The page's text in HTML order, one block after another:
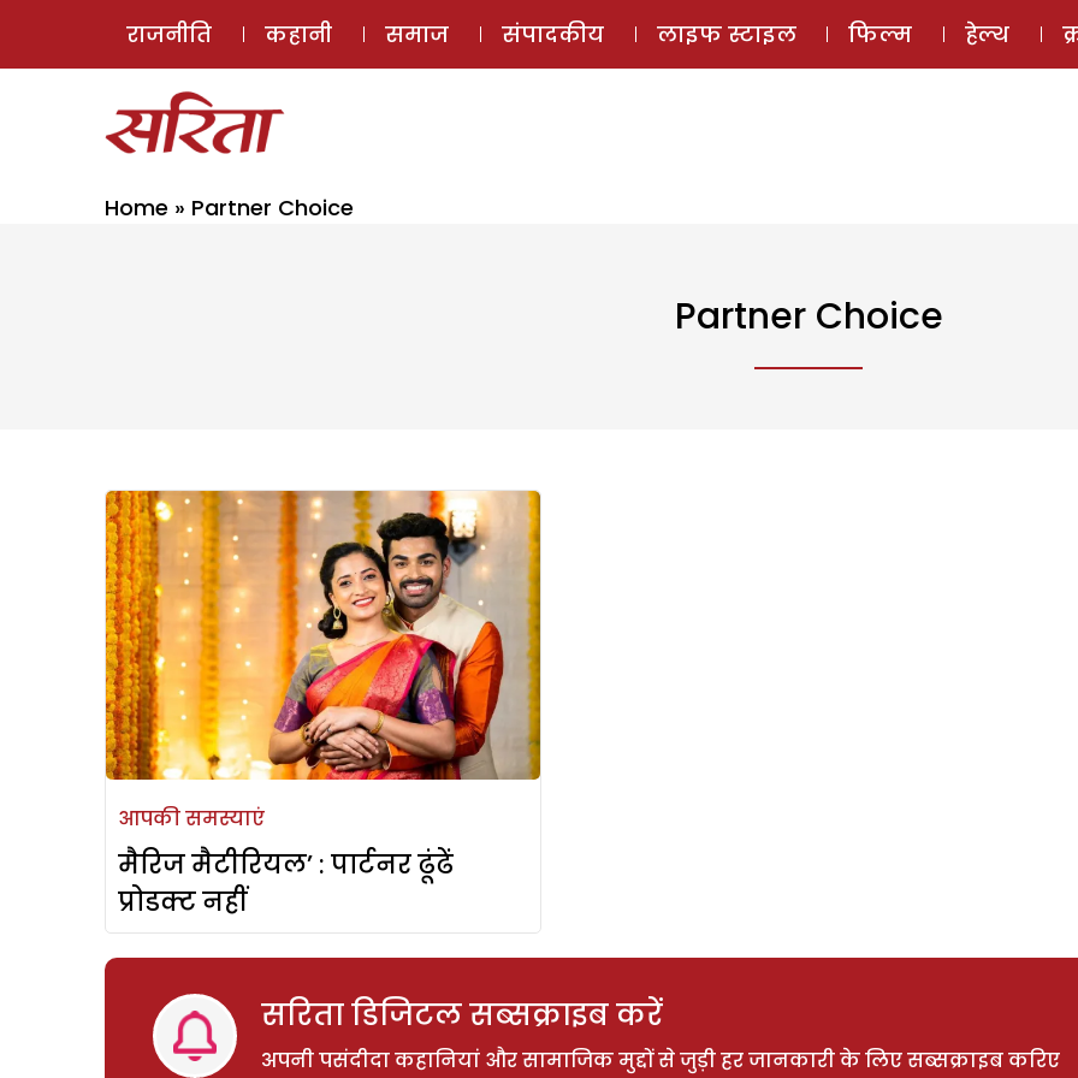
ई-मैगज़ीन
राजनीति कहानी समाज संपादकीय लाइफ स्टाइल फिल्म हेल्थ
Home » Partner Choice
Partner Choice
आपकी समस्याएं
मैरिज मैटीरियल’ : पार्टनर ढूंढें
प्रोडक्ट नहीं
सरिता डिजिटल सब्सक्राइब करें
अपनी पसंदीदा कहानियां और सामाजिक मुद्दों से जुड़ी हर जानकारी के लिए सब्सक्राइब करिए